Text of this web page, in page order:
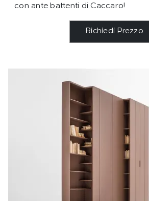
con ante battenti di Caccaro!
Richiedi Prezzo